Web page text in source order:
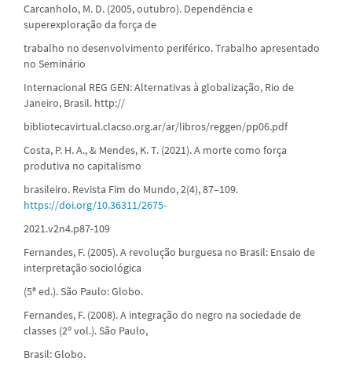
Carcanholo, M. D. (2005, outubro). Dependência e
superexploração da força de
trabalho no desenvolvimento periférico. Trabalho apresentado
no Seminário
Internacional REG GEN: Alternativas à globalização, Rio de
Janeiro, Brasil. http://
bibliotecavirtual.clacso.org.ar/ar/libros/reggen/pp06.pdf
Costa, P. H. A., & Mendes, K. T. (2021). A morte como força
produtiva no capitalismo
brasileiro. Revista Fim do Mundo, 2(4), 87–109.
https://doi.org/10.36311/2675-
2021.v2n4.p87-109
Fernandes, F. (2005). A revolução burguesa no Brasil: Ensaio de
interpretação sociológica
(5ª ed.). São Paulo: Globo.
Fernandes, F. (2008). A integração do negro na sociedade de
classes (2º vol.). São Paulo,
Brasil: Globo.